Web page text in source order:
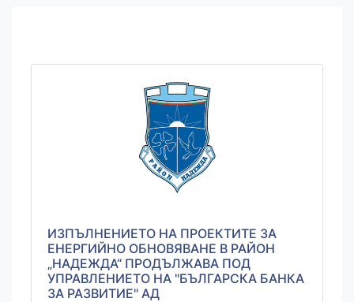
ИЗПЪЛНЕНИЕТО НА ПРОЕКТИТЕ ЗА
ЕНЕРГИЙНО ОБНОВЯВАНЕ В РАЙОН
„НАДЕЖДА“ ПРОДЪЛЖАВА ПОД
УПРАВЛЕНИЕТО НА "БЪЛГАРСКА БАНКА
ЗА РАЗВИТИЕ" АД